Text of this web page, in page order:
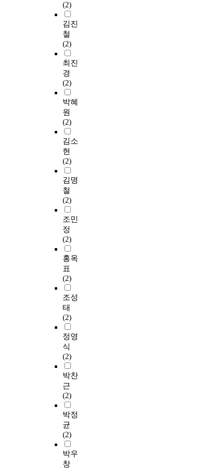
(2)
김진
철
(2)
최진
경
(2)
박혜
원
(2)
김소
현
(2)
김명
철
(2)
조민
정
(2)
홍옥
표
(2)
조성
태
(2)
정영
식
(2)
박찬
근
(2)
박정
균
(2)
박우
창